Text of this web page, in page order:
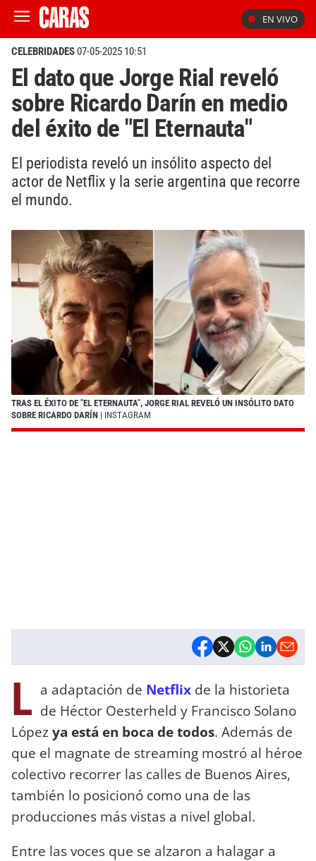
EN VIVO
CELEBRIDADES07-05-2025 10:51
El dato que Jorge Rial reveló
sobre Ricardo Darín en medio
del éxito de "El Eternauta"
El periodista reveló un insólito aspecto del
actor de Netflix y la serie argentina que recorre
el mundo.
TRAS EL ÉXITO DE "EL ETERNAUTA", JORGE RIAL REVELÓ UN INSÓLITO DATO
SOBRE RICARDO DARÍN | INSTAGRAM
L a adaptación de Netflix de la historieta
de Héctor Oesterheld y Francisco Solano
Lópezya está en boca de todos. Además de
que el magnate de streaming mostró al héroe
colectivo recorrer las calles de Buenos Aires,
también lo posicionó como una de las
producciones más vistas a nivel global.
Entre las voces que se alzaron a halagar a